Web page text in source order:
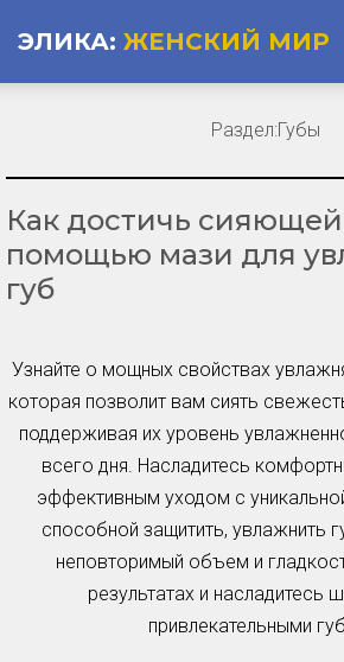
ЭЛИКА: ЖЕНСКИЙ МИР
Как достичь
помощью мази для
губ
Узнайте о мощных свойствах
которая позволит вам сиять
поддерживая их уровень
всего дня. Насладитесь
эффективным уходом с
способной защитить, увлажнить
неповторимый объем и
результатах и насладитесь
привлекательными
Раздел:Губы